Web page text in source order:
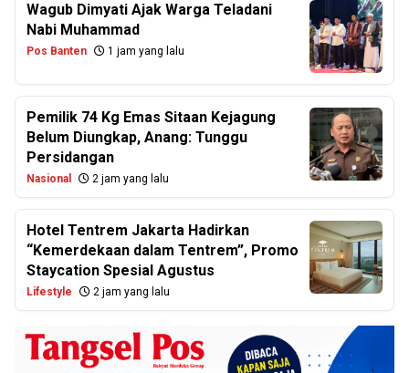
Wagub Dimyati Ajak Warga Teladani
Nabi Muhammad
Pos Banten 1 jam yang lalu
Pemilik 74 Kg Emas Sitaan Kejagung
Belum Diungkap, Anang: Tunggu
Persidangan
Nasional 2 jam yang lalu
Hotel Tentrem Jakarta Hadirkan
“Kemerdekaan dalam Tentrem”, Promo
Staycation Spesial Agustus
Lifestyle 2 jam yang lalu